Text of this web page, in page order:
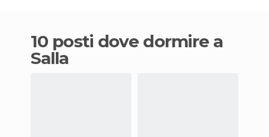
10 posti dove dormire a
Salla